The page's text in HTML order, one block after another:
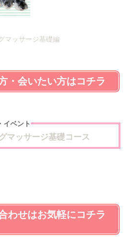
マッサージ基礎編
・会いたい方はコチラ
イベント
マッサージ基礎コース
わせはお気軽にコチラ